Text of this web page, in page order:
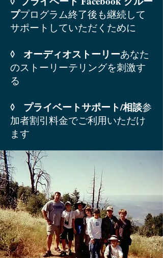
ププログラム終了後も継続して
サポートしていただくために
◊ オーディオストーリーあなた
のストーリーテリングを刺激す
る
◊ プライベートサポート/相談参
加者割引料金でご利用いただけ
ます